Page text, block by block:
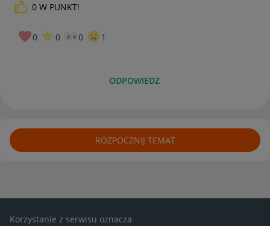
0 W PUNKT!
0 0 0 1
ODPOWIEDZ
ROZPOCZNIJ TEMAT
Korzystanie z serwisu oznacza